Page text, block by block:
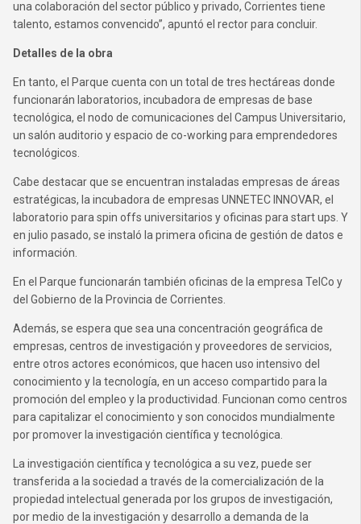
una colaboración del sector público y privado, Corrientes tiene
talento, estamos convencido”, apuntó el rector para concluir.
Detalles de la obra
En tanto, el Parque cuenta con un total de tres hectáreas donde
funcionarán laboratorios, incubadora de empresas de base
tecnológica, el nodo de comunicaciones del Campus Universitario,
un salón auditorio y espacio de co-working para emprendedores
tecnológicos.
Cabe destacar que se encuentran instaladas empresas de áreas
estratégicas, la incubadora de empresas UNNETEC INNOVAR, el
laboratorio para spin offs universitarios y oficinas para start ups. Y
en julio pasado, se instaló la primera oficina de gestión de datos e
información.
En el Parque funcionarán también oficinas de la empresa TelCo y
del Gobierno de la Provincia de Corrientes.
Además, se espera que sea una concentración geográfica de
empresas, centros de investigación y proveedores de servicios,
entre otros actores económicos, que hacen uso intensivo del
conocimiento y la tecnología, en un acceso compartido para la
promoción del empleo y la productividad. Funcionan como centros
para capitalizar el conocimiento y son conocidos mundialmente
por promover la investigación científica y tecnológica.
La investigación científica y tecnológica a su vez, puede ser
transferida a la sociedad a través de la comercialización de la
propiedad intelectual generada por los grupos de investigación,
por medio de la investigación y desarrollo a demanda de la